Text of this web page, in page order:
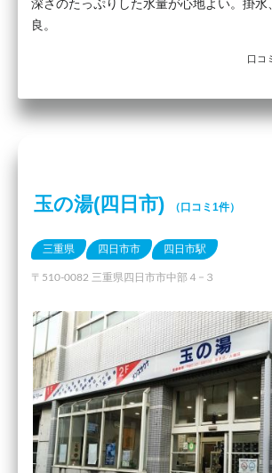
深さのたっぷりした水量が心地よい。掛水
良。
口コ
玉の湯(四日市) （口コミ1件）
三重県 四日市市 四日市駅
〒510-0082 三重県四日市市中部４−３